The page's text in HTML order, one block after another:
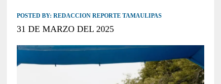
POSTED BY: REDACCION REPORTE TAMAULIPAS
31 DE MARZO DEL 2025